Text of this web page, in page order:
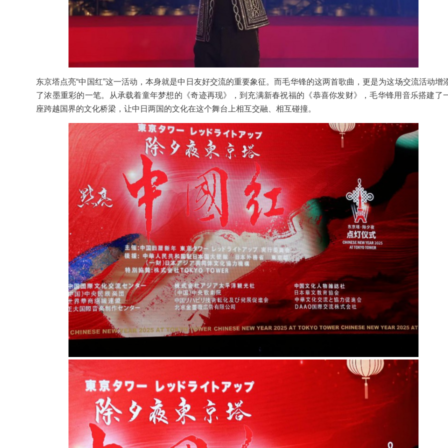
东京塔点亮“中国红”这一活动，本身就是中日友好交流的重要象征。而毛华锋的这两首歌曲，更是为这场交流活动增
了浓墨重彩的一笔。从承载着童年梦想的《奇迹再现》，到充满新春祝福的《恭喜你发财》，毛华锋用音乐搭建了
座跨越国界的文化桥梁，让中日两国的文化在这个舞台上相互交融、相互碰撞。